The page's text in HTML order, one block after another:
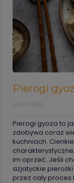
Pierogi
14.07.2026
Pierogi gyoza to
zdobywa coraz
kuchniach.
im oprzeć. Jeśli
azjatyckie
przez cały proces